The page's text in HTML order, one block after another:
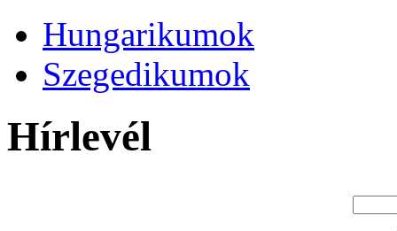
Hungarikumok
Szegedikumok
Hírlevél